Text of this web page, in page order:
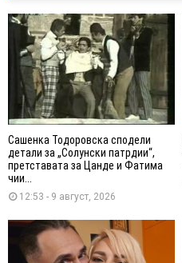
Сашенка Тодоровска сподели
детали за „Солунски патрдии“,
претставата за Цанде и Фатима
чии...
12:53 - 9 август, 2026